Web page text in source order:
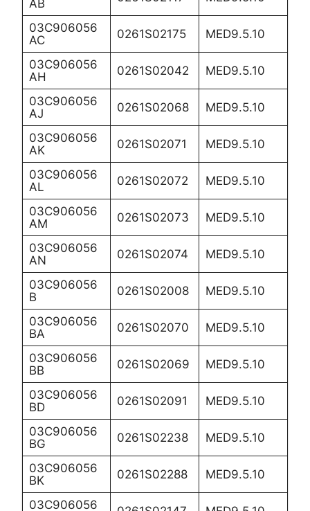
AB
03C906056
AC
0261S02175 MED9.5.10
03C906056
AH
0261S02042 MED9.5.10
03C906056
AJ
0261S02068 MED9.5.10
03C906056
AK
0261S02071 MED9.5.10
03C906056
AL
0261S02072 MED9.5.10
03C906056
AM
0261S02073 MED9.5.10
03C906056
AN
0261S02074 MED9.5.10
03C906056
B
0261S02008 MED9.5.10
03C906056
BA
0261S02070 MED9.5.10
03C906056
BB
0261S02069 MED9.5.10
03C906056
BD
0261S02091 MED9.5.10
03C906056
BG
0261S02238 MED9.5.10
03C906056
BK
0261S02288 MED9.5.10
03C906056